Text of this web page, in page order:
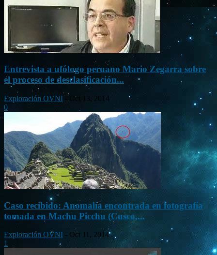
Entrevista a ufólogo peruano Mario Zegarra sobre
el proceso de desclasificación...
Exploración OVNI -
Oct 13, 2014
0
Caso recibido: Anomalía encontrada en fotografía
tomada en Machu Picchu (Cusco,...
Exploración OVNI - Oct 11, 2014
1